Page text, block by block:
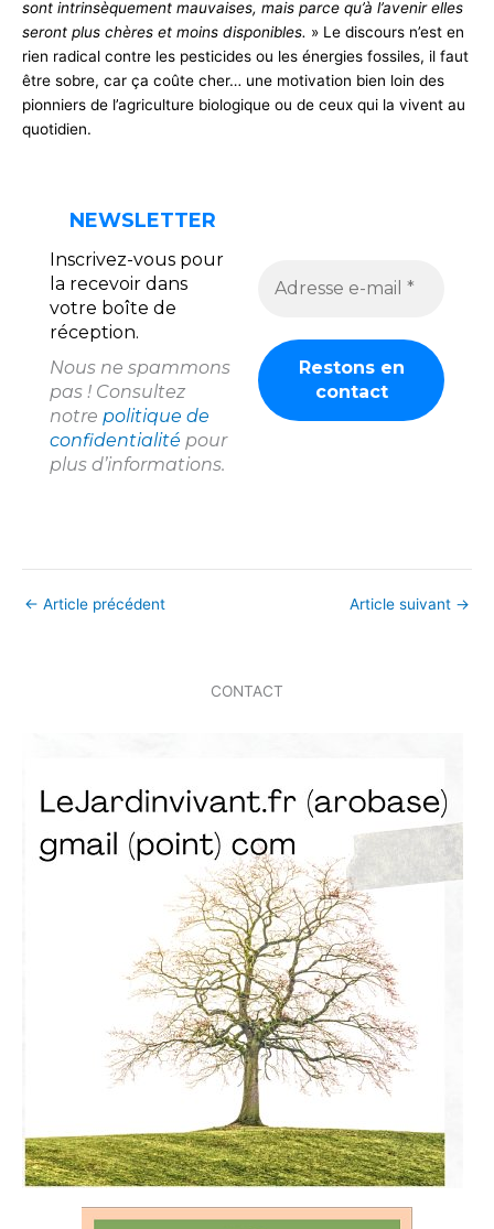
sont intrinsèquement mauvaises, mais parce qu’à l’avenir elles
seront plus chères et moins disponibles. » Le discours n’est en
rien radical contre les pesticides ou les énergies fossiles, il faut
être sobre, car ça coûte cher… une motivation bien loin des
pionniers de l’agriculture biologique ou de ceux qui la vivent au
quotidien.
NEWSLETTER
Inscrivez-vous pour
la recevoir dans
votre boîte de
réception.
Nous ne spammons
pas ! Consultez
notre politique de
confidentialité pour
plus d’informations.
← Article précédent Article suivant →
CONTACT